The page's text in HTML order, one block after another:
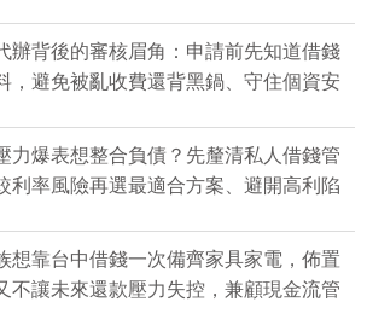
辦背後的審核眉角：申請前先知道借錢
，避免被亂收費還背黑鍋、守住個資安
力爆表想整合負債？先釐清私人借錢管
利率風險再選最適合方案、避開高利陷
想靠台中借錢一次備齊家具家電，佈置
不讓未來還款壓力失控，兼顧現金流管